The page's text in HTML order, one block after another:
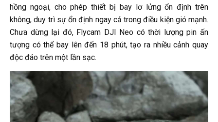
hồng ngoại, cho phép thiết bị bay lơ lửng ổn định trên
không, duy trì sự ổn định ngay cả trong điều kiện gió mạnh.
Chưa dừng lại đó, Flycam DJI Neo có thời lượng pin ấn
tượng có thể bay lên đến 18 phút, tạo ra nhiều cảnh quay
độc đáo trên một lần sạc.